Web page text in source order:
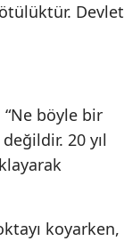
Devlet
“Ne böyle bir
20 yıl
koyarken,